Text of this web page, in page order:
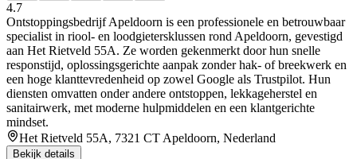
4.7
Ontstoppingsbedrijf Apeldoorn is een professionele en betrouwbaar
specialist in riool- en loodgietersklussen rond Apeldoorn, gevestigd
aan Het Rietveld 55A. Ze worden gekenmerkt door hun snelle
responstijd, oplossingsgerichte aanpak zonder hak- of breekwerk en
een hoge klanttevredenheid op zowel Google als Trustpilot. Hun
diensten omvatten onder andere ontstoppen, lekkageherstel en
sanitairwerk, met moderne hulpmiddelen en een klantgerichte
mindset.
Het Rietveld 55A, 7321 CT Apeldoorn, Nederland
Bekijk details